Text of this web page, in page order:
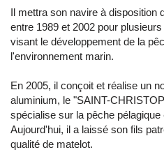
Il mettra son navire à disposition
entre 1989 et 2002 pour
visant le développement de la
l'environnement marin.
En 2005, il conçoit et réalise un
aluminium, le "SAINT-
spécialise sur la pêche
Aujourd'hui, il a laissé son fils
qualité de matelot.